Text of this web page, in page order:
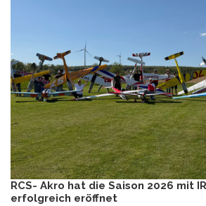
RCS- Akro hat die Saison 2026 mit
erfolgreich eröffnet